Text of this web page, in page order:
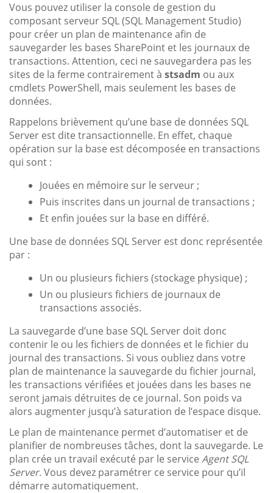
Vous pouvez utiliser la console de gestion du
composant serveur SQL (SQL Management Studio)
pour créer un plan de maintenance afin de
sauvegarder les bases SharePoint et les journaux de
transactions. Attention, ceci ne sauvegardera pas les
sites de la ferme contrairement à stsadm ou aux
cmdlets PowerShell, mais seulement les bases de
données.
Rappelons brièvement qu’une base de données SQL
Server est dite transactionnelle. En effet, chaque
opération sur la base est décomposée en transactions
qui sont :
Jouées en mémoire sur le serveur ;
Puis inscrites dans un journal de transactions ;
Et enfin jouées sur la base en différé.
Une base de données SQL Server est donc représentée
par :
Un ou plusieurs fichiers (stockage physique) ;
Un ou plusieurs fichiers de journaux de
transactions associés.
La sauvegarde d’une base SQL Server doit donc
contenir le ou les fichiers de données et le fichier du
journal des transactions. Si vous oubliez dans votre
plan de maintenance la sauvegarde du fichier journal,
les transactions vérifiées et jouées dans les bases ne
seront jamais détruites de ce journal. Son poids va
alors augmenter jusqu’à saturation de l’espace disque.
Le plan de maintenance permet d’automatiser et de
planifier de nombreuses tâches, dont la sauvegarde. Le
plan crée un travail exécuté par le service Agent SQL
Server. Vous devez paramétrer ce service pour qu’il
démarre automatiquement.